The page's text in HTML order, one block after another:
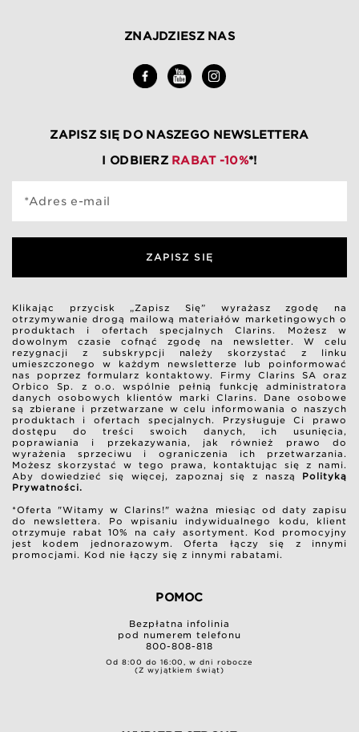
ZNAJDZIESZ NAS
ZAPISZ SIĘ DO NASZEGO NEWSLETTERA
I ODBIERZ RABAT -10%*!
*Adres e-mail
ZAPISZ SIĘ
Klikając przycisk „Zapisz Się” wyrażasz zgodę na
otrzymywanie drogą mailową materiałów marketingowych o
produktach i ofertach specjalnych Clarins. Możesz w
dowolnym czasie cofnąć zgodę na newsletter. W celu
rezygnacji z subskrypcji należy skorzystać z linku
umieszczonego w każdym newsletterze lub poinformować
nas poprzez formularz kontaktowy. Firmy Clarins SA oraz
Orbico Sp. z o.o. wspólnie pełnią funkcję administratora
danych osobowych klientów marki Clarins. Dane osobowe
są zbierane i przetwarzane w celu informowania o naszych
produktach i ofertach specjalnych. Przysługuje Ci prawo
dostępu do treści swoich danych, ich usunięcia,
poprawiania i przekazywania, jak również prawo do
wyrażenia sprzeciwu i ograniczenia ich przetwarzania.
Możesz skorzystać w tego prawa, kontaktując się z nami.
Aby dowiedzieć się więcej, zapoznaj się z naszą Polityką
Prywatności.
*Oferta "Witamy w Clarins!" ważna miesiąc od daty zapisu
do newslettera. Po wpisaniu indywidualnego kodu, klient
otrzymuje rabat 10% na cały asortyment. Kod promocyjny
jest kodem jednorazowym. Oferta łączy się z innymi
promocjami. Kod nie łączy się z innymi rabatami.
POMOC
Bezpłatna infolinia
pod numerem telefonu
800-808-818
Od 8:00 do 16:00, w dni robocze
(Z wyjątkiem świąt)